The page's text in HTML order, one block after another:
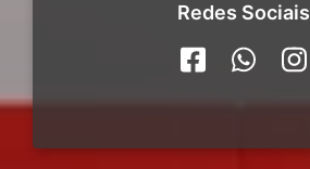
Redes Sociais